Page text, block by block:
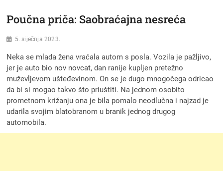
Poučna priča: Saobraćajna nesreća
5. siječnja 2023.
Neka se mlada žena vraćala autom s posla. Vozila je pažljivo,
jer je auto bio nov novcat, dan ranije kupljen pretežno
muževljevom ušteđevinom. On se je dugo mnogočega odricao
da bi si mogao takvo što priuštiti. Na jednom osobito
prometnom križanju ona je bila pomalo neodlučna i najzad je
udarila svojim blatobranom u branik jednog drugog
automobila.